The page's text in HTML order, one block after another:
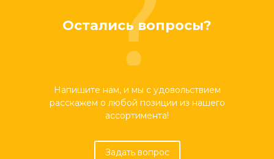
Остались вопросы?
Напишите нам, и мы с удовольствием
расскажем о любой позиции из нашего
ассортимента!
Задать вопрос